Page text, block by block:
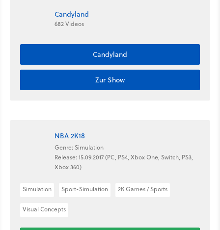
Candyland
682 Videos
Candyland
Zur Show
NBA 2K18
Genre: Simulation
Release: 15.09.2017 (PC, PS4, Xbox One, Switch, PS3,
Xbox 360)
Simulation Sport-Simulation 2K Games / Sports
Visual Concepts